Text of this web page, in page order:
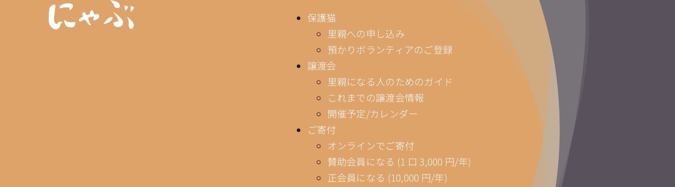
保護猫
里親への申し込み
預かりボランティアのご登録
譲渡会
里親になる人のためのガイド
これまでの譲渡会情報
開催予定/カレンダー
ご寄付
オンラインでご寄付
賛助会員になる (1 口 3,000 円/年)
正会員になる (10,000 円/年)